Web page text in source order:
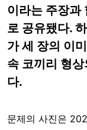
이라는 주장과
로 공유됐다.
가 세 장의 이
속 코끼리 형
다.
문제의 사진은